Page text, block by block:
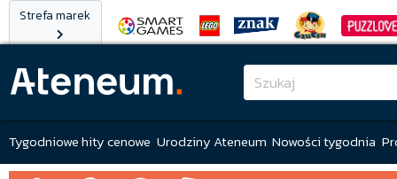
Strefa marek
Tygodniowe hity cenowe Urodziny Ateneum Nowości tygodnia